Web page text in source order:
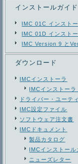
インストールガイド
IMC 01C インスト
IMC 01D インスト
IMC Version 9 と
ダウンロード
IMCインストーラ
IMCインストーラ
ドライバー・ユーテ
IMC設定ファイル
ソフトウェア注文書
IMCドキュメント
製品カタログ
IMCインストール
ニューズレター